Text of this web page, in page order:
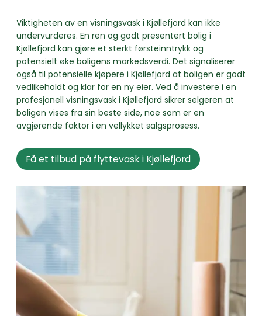
Viktigheten av en visningsvask i Kjøllefjord kan ikke
undervurderes. En ren og godt presentert bolig i
Kjøllefjord kan gjøre et sterkt førsteinntrykk og
potensielt øke boligens markedsverdi. Det signaliserer
også til potensielle kjøpere i Kjøllefjord at boligen er godt
vedlikeholdt og klar for en ny eier. Ved å investere i en
profesjonell visningsvask i Kjøllefjord sikrer selgeren at
boligen vises fra sin beste side, noe som er en
avgjørende faktor i en vellykket salgsprosess.
Få et tilbud på flyttevask i Kjøllefjord